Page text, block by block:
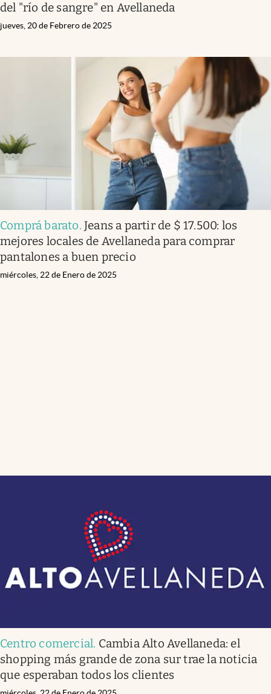
del "río de sangre" en Avellaneda
jueves, 20 de Febrero de 2025
Comprá barato.Jeans a partir de $ 17.500: los
mejores locales de Avellaneda para comprar
pantalones a buen precio
miércoles, 22 de Enero de 2025
Centro comercial. Cambia Alto Avellaneda: el
shopping más grande de zona sur trae la noticia
que esperaban todos los clientes